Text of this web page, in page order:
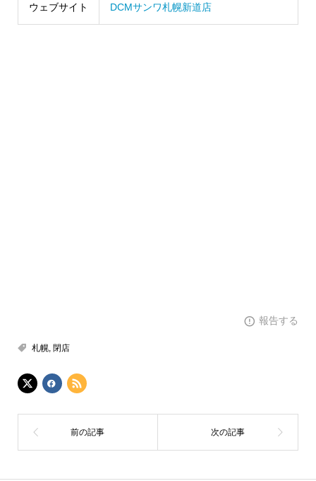
ウェブサイト DCMサンワ札幌新道店
報告する
札幌, 閉店